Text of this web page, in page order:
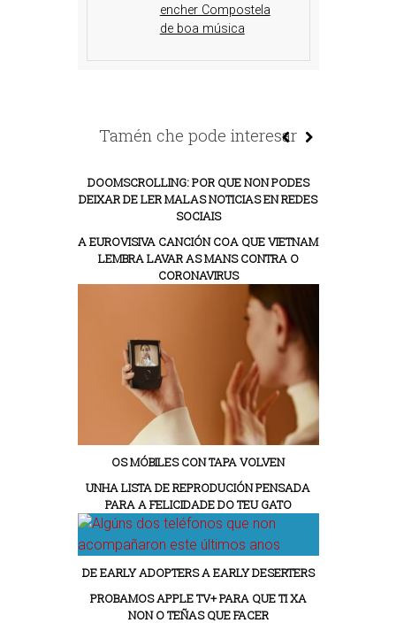
encher Compostela
de boa música
Tamén che pode interesar
DOOMSCROLLING: POR QUE NON PODES
DEIXAR DE LER MALAS NOTICIAS EN REDES
SOCIAIS
A EUROVISIVA CANCIÓN COA QUE VIETNAM
LEMBRA LAVAR AS MANS CONTRA O
CORONAVIRUS
OS MÓBILES CON TAPA VOLVEN
UNHA LISTA DE REPRODUCIÓN PENSADA
PARA A FELICIDADE DO TEU GATO
DE EARLY ADOPTERS A EARLY DESERTERS
PROBAMOS APPLE TV+ PARA QUE TI XA
NON O TEÑAS QUE FACER